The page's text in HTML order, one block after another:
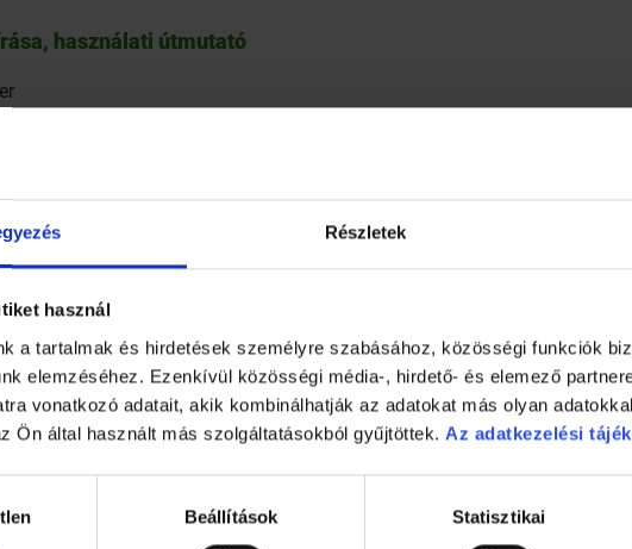
Részletek
használ
a tartalmak és hirdetések személyre szabásához, közösségi funkciók
elemzéséhez. Ezenkívül közösségi média-, hirdető- és elemező
vonatkozó adatait, akik kombinálhatják az adatokat más olyan
Ön által használt más szolgáltatásokból gyűjtöttek. Az adatkezelési
Beállítások Statisztikai
használati útmutató